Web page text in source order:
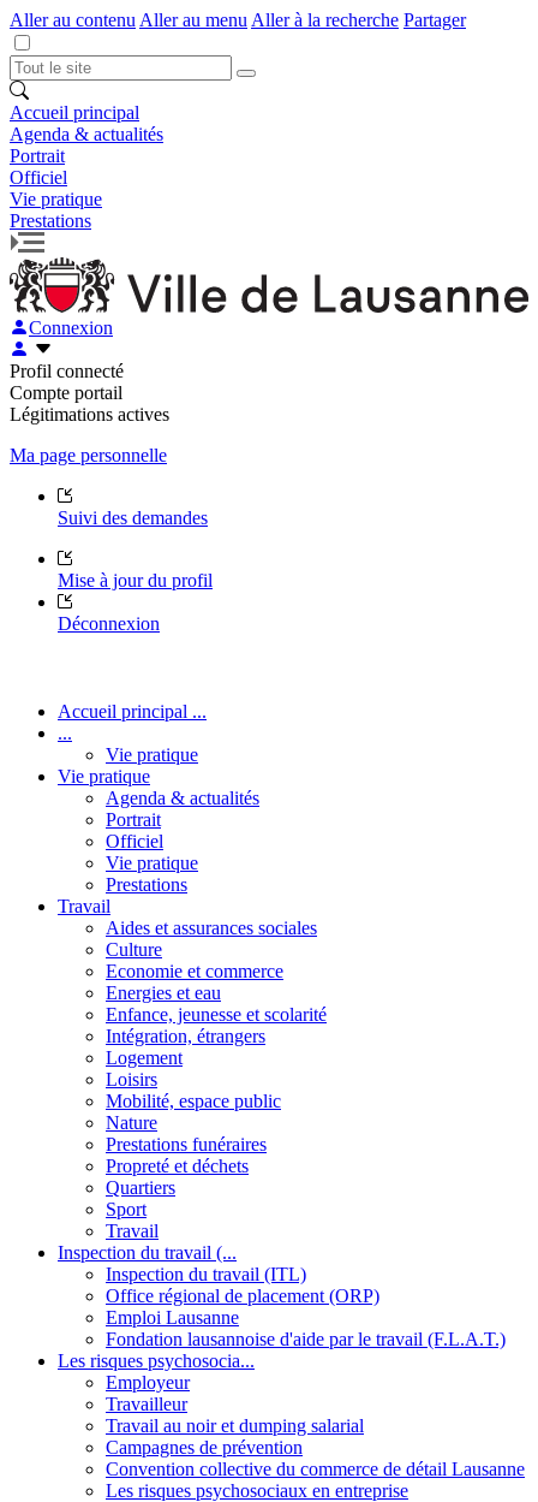
Aller au contenu Aller au menu Aller à la recherche Partager
Accueil principal
Agenda & actualités
Portrait
Officiel
Vie pratique
Prestations
Connexion
Profil connecté
Compte portail
Légitimations actives
Ma page personnelle
Suivi des demandes
Mise à jour du profil
Déconnexion
Accueil principal ...
...
Vie pratique
Vie pratique
Agenda & actualités
Portrait
Officiel
Vie pratique
Prestations
Travail
Aides et assurances sociales
Culture
Economie et commerce
Energies et eau
Enfance, jeunesse et scolarité
Intégration, étrangers
Logement
Loisirs
Mobilité, espace public
Nature
Prestations funéraires
Propreté et déchets
Quartiers
Sport
Travail
Inspection du travail (...
Inspection du travail (ITL)
Office régional de placement (ORP)
Emploi Lausanne
Fondation lausannoise d'aide par le travail (F.L.A.T.)
Les risques psychosocia...
Employeur
Travailleur
Travail au noir et dumping salarial
Campagnes de prévention
Convention collective du commerce de détail Lausanne
Les risques psychosociaux en entreprise